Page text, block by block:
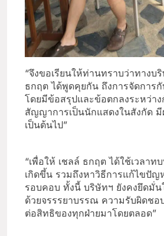
“จึงขอเรียนให้ท่านทราบว่าทางบ
ธกฤต ได้พูดคุยกัน ถึงการจัดการ
โดยมีข้อสรุปและข้อตกลงระหว่าง
สัญญาการเป็นนักแสดงในสังกัด
เป็นต้นไป”
“เพื่อให้ เชลล์ ธกฤต ได้ใช้เวลา
เกิดขึ้น รวมถึงหาวิธีการแก้ไขปัญ
รอบคอบ ทั้งนี้ บริษัทฯ ยังคงยึดมั่น
ด้วยจรรรยาบรรณ ความรับผิดชอ
ต่อสิทธิของทุกฝ่ายมาโดยตลอด”